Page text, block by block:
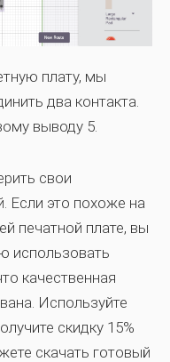
плату, мы
два контакта.
выводу 5.
свои
Если это похоже на
печатной плате, вы
использовать
качественная
Используйте
скидку 15%
скачать готовый